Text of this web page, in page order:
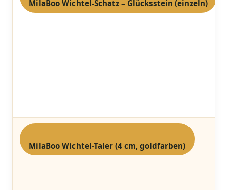
MilaBoo Wichtel-Schatz – Glücksstein (einzeln)
MilaBoo⁣ Wichtel-Taler (4 cm, goldfarben)